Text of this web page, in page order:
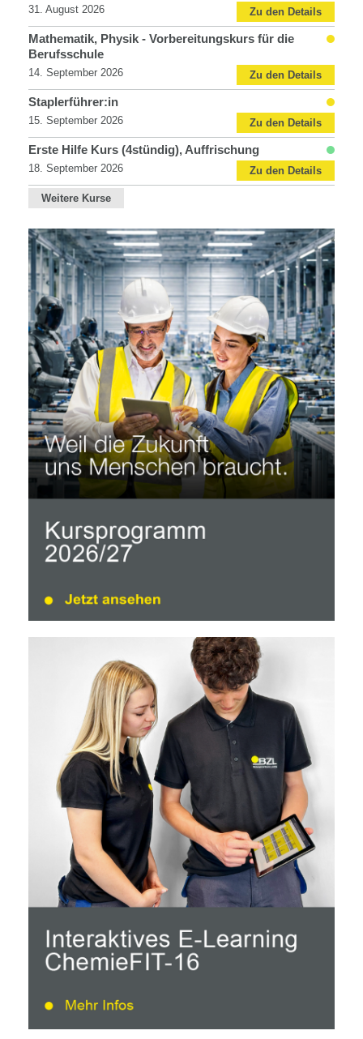
31. August 2026 Zu den Details
Mathematik, Physik - Vorbereitungskurs für die
Berufsschule
14. September 2026 Zu den Details
Staplerführer:in
15. September 2026 Zu den Details
Erste Hilfe Kurs (4stündig), Auffrischung
18. September 2026 Zu den Details
Weitere Kurse